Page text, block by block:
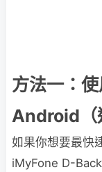
方法一：
Android（
如果你想要最快
iMyFone D-